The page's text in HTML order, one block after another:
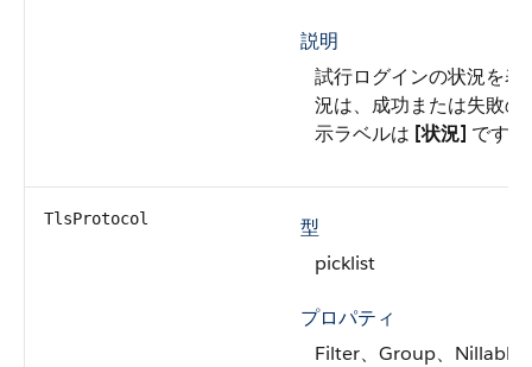
説明
試行ログインの状況を表
況は、成功または失敗の
示ラベルは [状況] です。
TlsProtocol
型
picklist
プロパティ
Filter、Group、Nillable